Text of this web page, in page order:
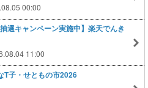
00:00
選キャンペーン実施中】楽天でんき
11:00
T子・せともの市2026